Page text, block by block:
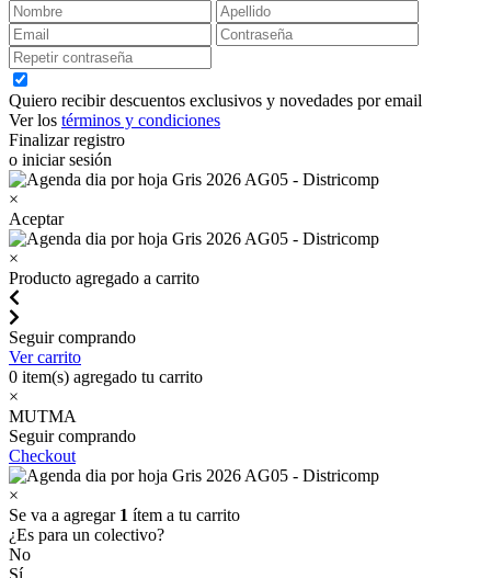
Quiero recibir descuentos exclusivos y novedades por email
Ver los términos y condiciones
Finalizar registro
o iniciar sesión
×
Aceptar
×
Producto agregado a carrito
Seguir comprando
Ver carrito
0 item(s) agregado tu carrito
×
MUTMA
Seguir comprando
Checkout
×
Se va a agregar 1 ítem a tu carrito
¿Es para un colectivo?
No
Sí